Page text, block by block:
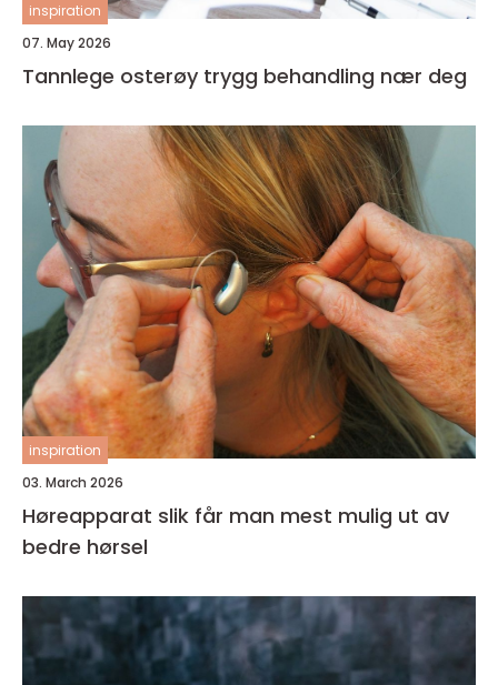
inspiration
07. May 2026
Tannlege osterøy trygg behandling nær deg
inspiration
03. March 2026
Høreapparat slik får man mest mulig ut av
bedre hørsel